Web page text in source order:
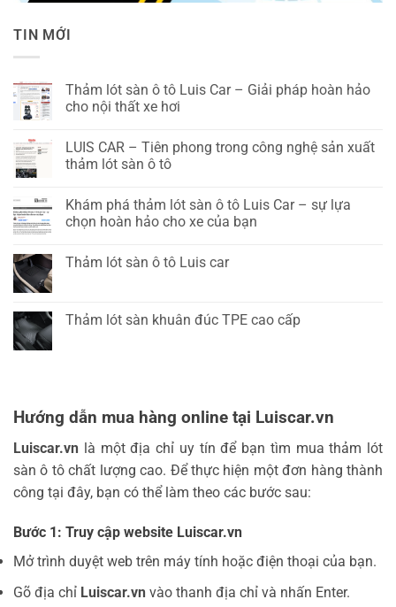
Hướng dẫn mua hàng online tại Luiscar.vn
Luiscar.vn là một địa chỉ uy tín để bạn tìm mua thảm lót
sàn ô tô chất lượng cao. Để thực hiện một đơn hàng thành
công tại đây, bạn có thể làm theo các bước sau:
Bước 1: Truy cập website Luiscar.vn
Mở trình duyệt web trên máy tính hoặc điện thoại của bạn.
Gõ địa chỉ Luiscar.vn vào thanh địa chỉ và nhấn Enter.
TIN MỚI
Thảm lót sàn ô tô Luis Car – Giải pháp hoàn hảo
cho nội thất xe hơi
LUIS CAR – Tiên phong trong công nghệ sản xuất
thảm lót sàn ô tô
Khám phá thảm lót sàn ô tô Luis Car – sự lựa
chọn hoàn hảo cho xe của bạn
Thảm lót sàn ô tô Luis car
Thảm lót sàn khuân đúc TPE cao cấp